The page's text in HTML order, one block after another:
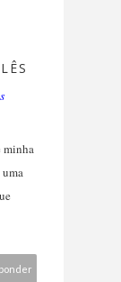
minha
uma